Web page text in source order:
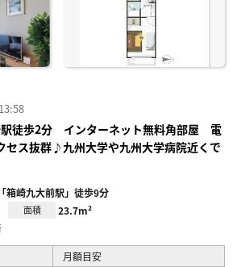
駅徒歩2分 インターネット無料角部屋 電
セス抜群♪九州大学や九州大学病院近くで
箱崎九大前駅」徒歩9分
面積 23.7m²
月額目安